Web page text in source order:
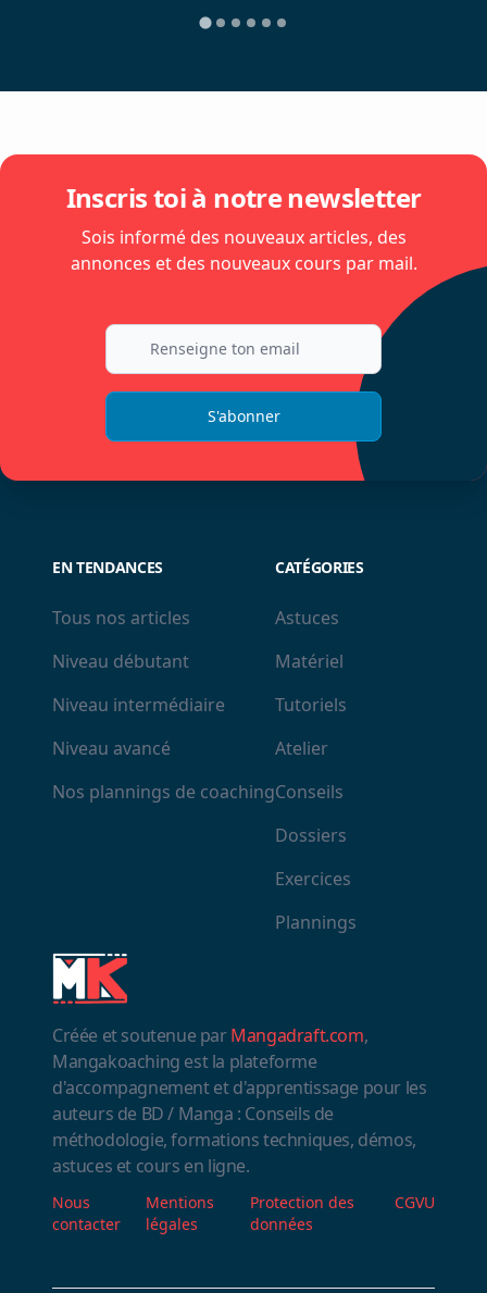
Inscris toi à notre newsletter
Sois informé des nouveaux articles, des
annonces et des nouveaux cours par mail.
S'abonner
Créée et soutenue parMangadraft.com,
Mangakoaching est la plateforme
d'accompagnement et d'apprentissage pour les
auteurs de BD / Manga : Conseils de
méthodologie, formations techniques, démos,
astuces et cours en ligne.
Nous
contacter
Mentions
légales
Protection des
données
CGVU
EN TENDANCES
Tous nos articles
Niveau débutant
Niveau intermédiaire
Niveau avancé
Nos plannings de coaching
CATÉGORIES
Astuces
Matériel
Tutoriels
Atelier
Conseils
Dossiers
Exercices
Plannings